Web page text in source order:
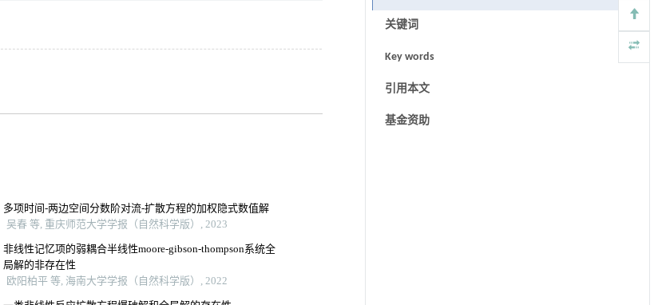
关键词
Key words
引用本文
基金资助